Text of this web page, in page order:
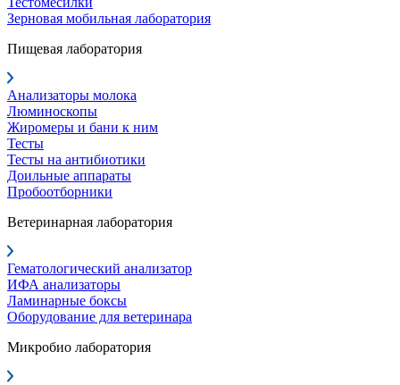
Зерновая мобильная лаборатория
Пищевая лаборатория
Анализаторы молока
Люминоскопы
Жиромеры и бани к ним
Тесты
Тесты на антибиотики
Доильные аппараты
Пробоотборники
Ветеринарная лаборатория
Гематологический анализатор
ИФА анализаторы
Ламинарные боксы
Оборудование для ветеринара
Микробио лаборатория